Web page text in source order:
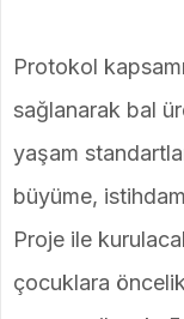
Protokol
sağlanarak bal
yaşam
büyüme,
Proje ile
çocuklara